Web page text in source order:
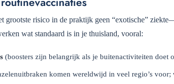
grootste risico in de praktijk geen “exotische”
wat standaard is in je thuisland, vooral:
(boosters zijn belangrijk als je buitenactiviteiten doet
komen wereldwijd in veel regio’s